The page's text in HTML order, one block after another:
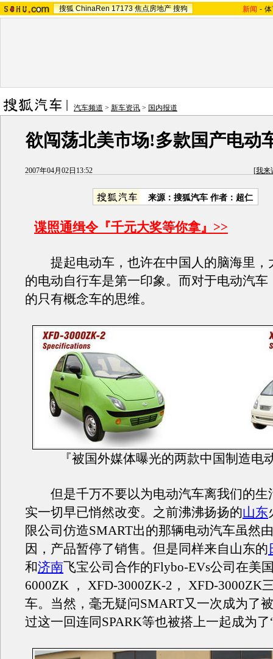
搜狐 ChinaRen 17173 焦点房地产 搜狗 新闻 -
汽车频道 > 新车资讯 > 国内报道
欲闯荡北美市场!多款国产电动
2007年04月02日13:52 [我来
来源：搜狐汽车 作者：超仁
谍照通缉令『千元大奖等你拿』>>
提起电动车，也许在中国人的脑海里，
的电动自行车是第一印象。而对于电动汽车
的只有概念车的思维。
『被国外媒体曝光的两款中国制造电
但是千万不要以为电动汽车离我们的生
实一切早已悄然改变。之前沸沸扬扬的山东
限公司仿造SMART出的那辆电动汽车虽然
因，产品暂停了销售。但是同样来自山东的
和济南飞宝公司合作的Flybo-EVs公司在美
6000ZK ， XFD-3000ZK-2， XFD-3000ZK
车。当然，毫无疑问SMART又一次成为了
过这一回连同SPARK等也被搭上一起成为了